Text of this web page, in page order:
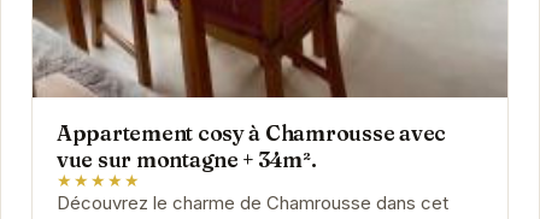
Appartement cosy à Chamrousse avec
vue sur montagne + 34m².
★★★★★
Découvrez le charme de Chamrousse dans cet